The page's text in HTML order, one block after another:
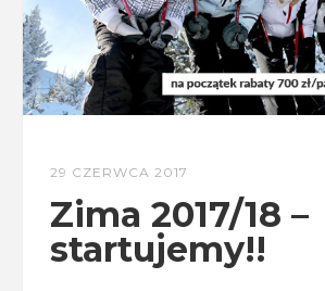
29 CZERWCA 2017
Zima 2017/18 –
startujemy!!